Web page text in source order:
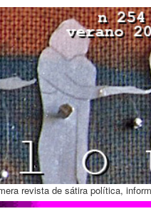
revista de sátira política,